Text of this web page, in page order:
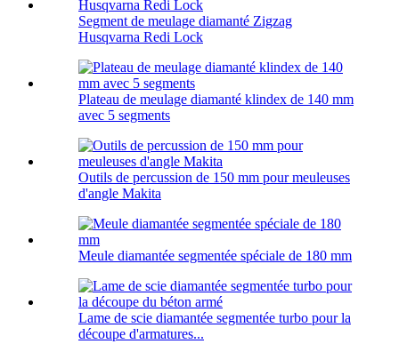
Segment de meulage diamanté Zigzag
Husqvarna Redi Lock
Plateau de meulage diamanté klindex de 140 mm
avec 5 segments
Outils de percussion de 150 mm pour meuleuses
d'angle Makita
Meule diamantée segmentée spéciale de 180 mm
Lame de scie diamantée segmentée turbo pour la
découpe d'armatures...